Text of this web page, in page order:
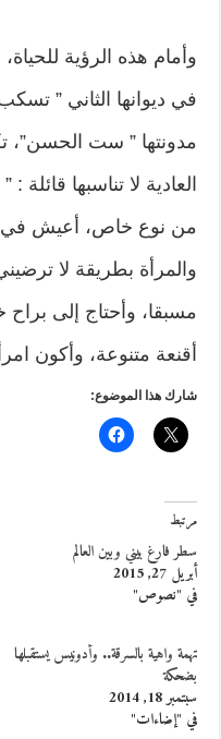
وأمام هذه الرؤية
في ديوانها الثاني ”
مدونتها ” ست الحسن”،
العادية لا تناسبها
من نوع خاص، أعيش في
والمرأة بطريقة لا
مسبقا، وأحتاج إلى
أقنعة متنوعة، وأكون
شارك هذا الموضوع:
مرتبط
سطر فارغ بيني وبين العالم
أبريل 27, 2015
في "نصوص"
تهمة واهية بالسرقة.. وأدونيس يستقبلها
بضحكة
سبتمبر 18, 2014
في "إضاءات"